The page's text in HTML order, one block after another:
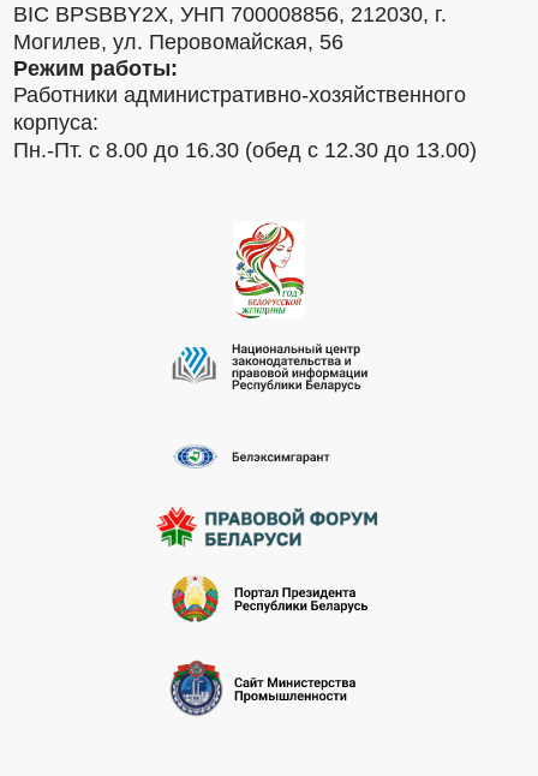
BIC BPSBBY2X, УНП 700008856, 212030, г.
Могилев, ул. Перовомайская, 56
Режим работы:
Работники административно-хозяйственного
корпуса:
Пн.-Пт. с 8.00 до 16.30 (обед с 12.30 до 13.00)